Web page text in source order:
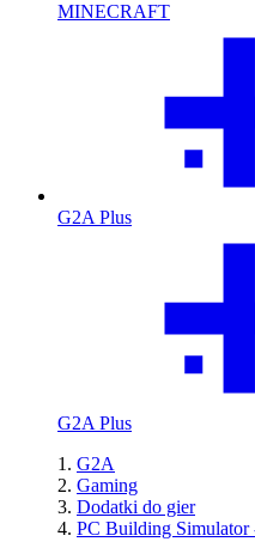
MINECRAFT
G2A Plus
G2A Plus
G2A
Gaming
Dodatki do gier
PC Building Simulator